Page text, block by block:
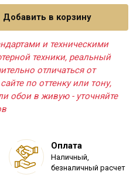
Добавить в корзину
и техническими
техники, реальный
отличаться от
по оттенку или тону,
обои в живую - уточняйте
Оплата
Наличный,
безналичный расчет